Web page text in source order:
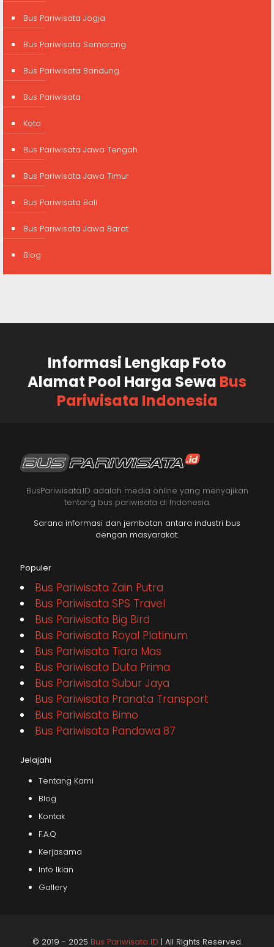
Bus Pariwisata Jogja
Bus Pariwisata Semarang
Bus Pariwisata Bandung
Bus Pariwisata
Kota
Bus Pariwisata Jawa Tengah
Bus Pariwisata Jawa Timur
Bus Pariwisata Bali
Bus Pariwisata Jawa Barat
Blog
Informasi Lengkap Foto
Alamat Pool Harga Sewa Bus
Pariwisata Indonesia
BusPariwisata.ID adalah media online yang menyajikan
tentang bus pariwisata di Indonesia.
Sarana informasi dan jembatan antara industri bus
dengan masyarakat.
Populer
Bus Pariwisata Zain Putra
Bus Pariwisata SPS Travel
Bus Pariwisata Big Bird
Bus Pariwisata Royal Platinum
Bus Pariwisata Tiara Mas
Bus Pariwisata Duta Prima
Bus Pariwisata Subur Jaya
Bus Pariwisata Pranata Transport
Bus Pariwisata Bimo
Bus Pariwisata Pandawa 87
Jelajahi
Tentang Kami
Blog
Kontak
F.A.Q
Kerjasama
Info Iklan
Gallery
© 2019 - 2025 Bus Pariwisata ID | All Rights Reserved.